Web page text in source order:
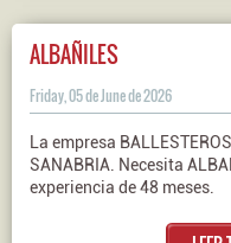
ALBAÑILES
Friday, 05 de June de 2026
La empresa
SANABRIA. Necesita
experiencia de 48 meses.